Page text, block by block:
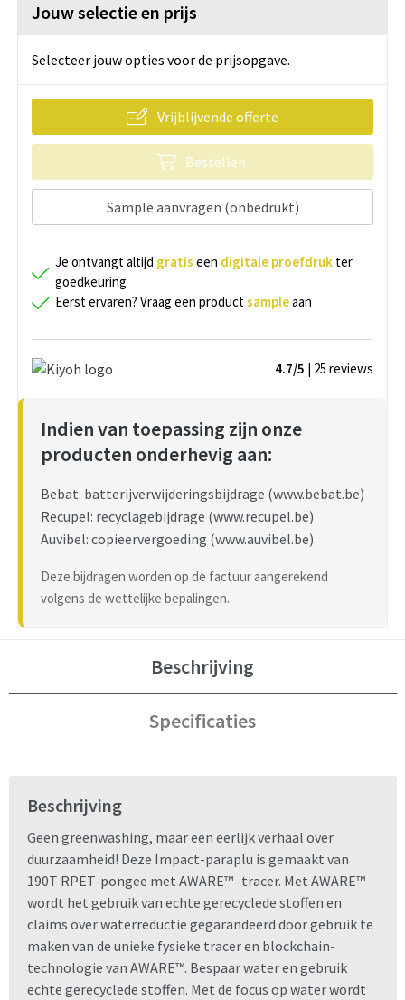
Jouw selectie en prijs
Selecteer jouw opties voor de prijsopgave.
Vrijblijvende offerte
Bestellen
Sample aanvragen (onbedrukt)
Je ontvangt altijd gratis een digitale proefdruk ter
goedkeuring
Eerst ervaren? Vraag een productsampleaan
4.7/5 | 25 reviews
Indien van toepassing zijn onze
producten onderhevig aan:
Bebat: batterijverwijderingsbijdrage (www.bebat.be)
Recupel: recyclagebijdrage (www.recupel.be)
Auvibel: copieervergoeding (www.auvibel.be)
Deze bijdragen worden op de factuur aangerekend
volgens de wettelijke bepalingen.
Beschrijving
Specificaties
Beschrijving
Geen greenwashing, maar een eerlijk verhaal over
duurzaamheid! Deze Impact-paraplu is gemaakt van
190T RPET-pongee met AWARE™ -tracer. Met AWARE™
wordt het gebruik van echte gerecyclede stoffen en
claims over waterreductie gegarandeerd door gebruik te
maken van de unieke fysieke tracer en blockchain-
technologie van AWARE™. Bespaar water en gebruik
echte gerecyclede stoffen. Met de focus op water wordt